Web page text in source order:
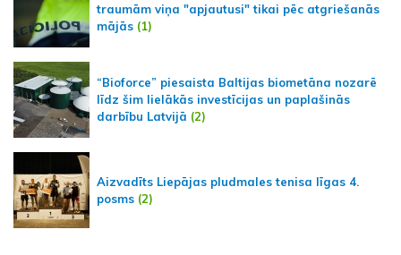
traumām viņa "apjautusi" tikai pēc atgriešanās
mājās (1)
“Bioforce” piesaista Baltijas biometāna nozarē
līdz šim lielākās investīcijas un paplašinās
darbību Latvijā (2)
Aizvadīts Liepājas pludmales tenisa līgas 4.
posms (2)